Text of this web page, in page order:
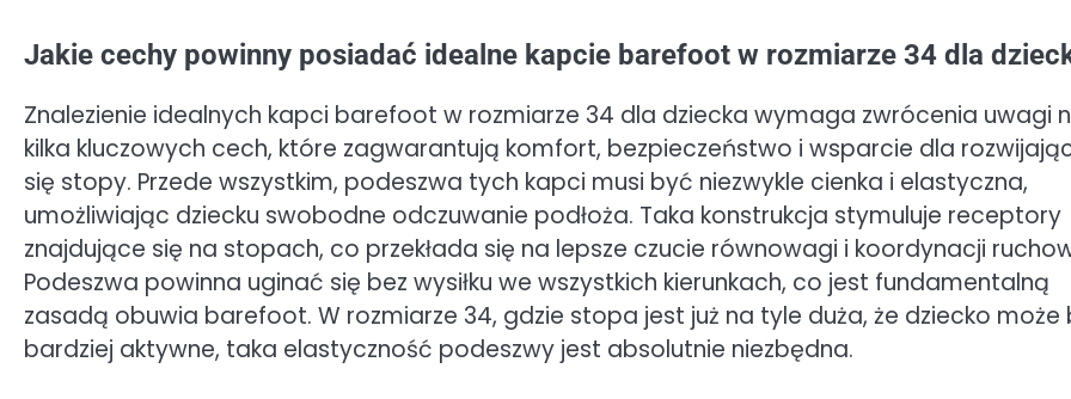
Jakie cechy powinny posiadać idealne kapcie barefoot w rozmiarze 34 dla
Znalezienie idealnych kapci barefoot w rozmiarze 34 dla dziecka wymaga zwrócenia uwagi
kilka kluczowych cech, które zagwarantują komfort, bezpieczeństwo i wsparcie dla
się stopy. Przede wszystkim, podeszwa tych kapci musi być niezwykle cienka i elastyczna,
umożliwiając dziecku swobodne odczuwanie podłoża. Taka konstrukcja stymuluje receptory
znajdujące się na stopach, co przekłada się na lepsze czucie równowagi i koordynacji
Podeszwa powinna uginać się bez wysiłku we wszystkich kierunkach, co jest fundamentalną
zasadą obuwia barefoot. W rozmiarze 34, gdzie stopa jest już na tyle duża, że dziecko może
bardziej aktywne, taka elastyczność podeszwy jest absolutnie niezbędna.